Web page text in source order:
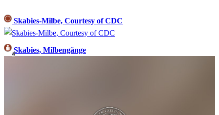
Skabies-Milbe, Courtesy of CDC
4Skabies, Milbengänge